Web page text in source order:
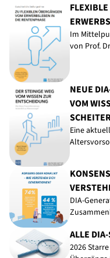
Im
von Prof.
NEUE
VOM
Eine
DIA-
ALLE
2026